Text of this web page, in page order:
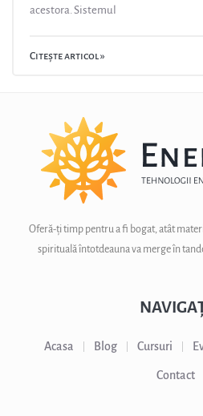
acestora. Sistemul
Citește articol »
Oferă-ți timp pentru a fi bogat, atât
spirituală întotdeauna va merge în
Acasa Blog Cursuri
Contact